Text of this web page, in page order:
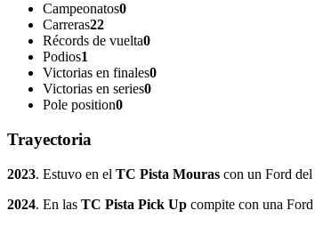
Campeonatos0
Carreras22
Récords de vuelta0
Podios1
Victorias en finales0
Victorias en series0
Pole position0
Trayectoria
2023. Estuvo en el TC Pista Mouras con un Ford
2024. En las TC Pista Pick Up compite con una